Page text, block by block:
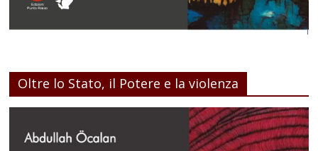
Oltre lo Stato, il Potere e la violenza